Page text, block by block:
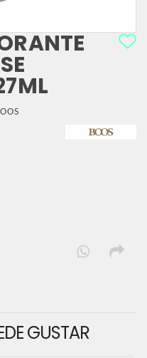
GUSTAR